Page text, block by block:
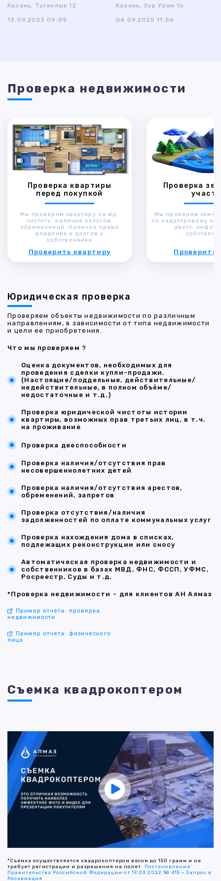
Казань, Туганлык 12
13.09.2023 09:09
Казань, Зур Урам 1к
04.09.2025 11:56
Проверка недвижимости
Проверка квартиры
перед покупкой
Мы проверим квартиру на юр.
чистоту, наличие залогов,
обременений. Наличие права
владения и долгов у
собственника
Проверить квартиру
Проверка
Мы проверим
по кадастровому
арест,
Проверить
Юридическая проверка
Проверяем объекты недвижимости по различным
направлениям, в зависимости от типа недвижимости
и цели ее приобретения.
Что мы проверяем ?
Оценка документов, необходимых для
проведения сделки купли-продажи.
(Настоящие/поддельные, действительные/
недействительные, в полном объёме/
недостаточные и т.д.)
Проверка юридической чистоты истории
квартиры, возможных прав третьих лиц, в т.ч.
на проживание
Проверка дееспособности
Проверка наличия/отсутствия прав
несовершеннолетних детей
Проверка наличия/отсутствия арестов,
обременений, запретов
Проверка отсутствия/наличия
задолженностей по оплате коммунальных услуг
Проверка нахождения дома в списках,
подлежащих реконструкции или сносу
Автоматическая проверка недвижимости и
собственников в базах МВД, ФНС, ФССП, УФМС,
Росреестр, Суды и т.д.
*Проверка недвижимости - для клиентов АН Алмаз
Пример отчета: проверка
недвижимости
Пример отчета: физического
лица
Съемка квадрокоптером
*Съемка осуществляется квадрокоптером весом до 150 грамм и не
требует регистрации и разрешения на полет. Постановление
Правительства Российской Федерации от 19.03.2022 № 415 -Запрос в
Росавиация